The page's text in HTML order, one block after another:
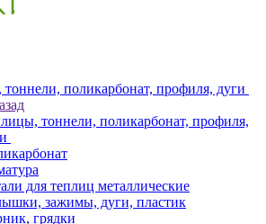
поликарбонат, профиля, дуги
тоннели, поликарбонат, профиля,
для теплиц металлические
зажимы, дуги, пластик
грядки